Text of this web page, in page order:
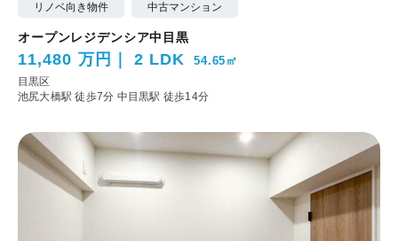
リノベ向き物件 中古マンション
オープンレジデンシア中目黒
11,480 万円 2 LDK 54.65㎡
目黒区
池尻大橋駅 徒歩7分 中目黒駅 徒歩14分